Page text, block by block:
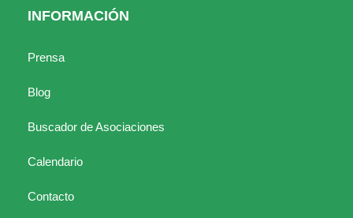
INFORMACIÓN
Prensa
Blog
Buscador de Asociaciones
Calendario
Contacto